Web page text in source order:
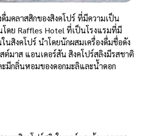
ดื่มคลาสสิกของสิงคโปร์ ที่มีความเป็น
ดย Raffles Hotel ที่เป็นโรงแรมที่มี
นสิงคโปร์ นำโดยนักผสมเครื่องดื่มชื่อดัง
ต์มาส แอนเดอร์สัน สิงคโปร์สลิงมีรสชาติ
มีกลิ่นหอมของดอกมะลิและน้ำดอก